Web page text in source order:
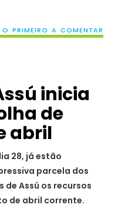
O PRIMEIRO A COMENTAR
inicia
de
abril
28, já estão
parcela dos
Assú os recursos
de abril corrente.